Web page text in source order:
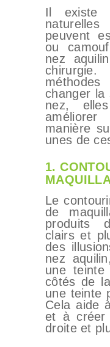
CHIRURGIE
ESTHÉTIQUE
Il existe
peuvent
ou
nez
changer la
nez,
manière
unes de
1.
Le
de
produits
clairs et
des
nez
une
côtés de
une teinte
Cela aide
et à créer
droite et